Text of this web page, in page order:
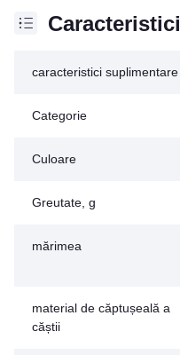
Caracteristici
caracteristici suplimentare
Categorie
Culoare
Greutate, g
mărimea
material de căptușeală a
căștii